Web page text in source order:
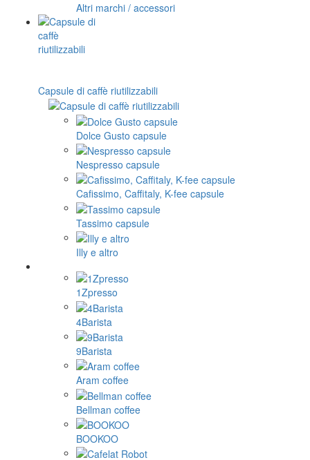
Altri marchi / accessori
Capsule di caffè riutilizzabili
Dolce Gusto capsule
Nespresso capsule
Cafissimo, Caffitaly, K-fee capsule
Tassimo capsule
Illy e altro
1Zpresso
4Barista
9Barista
Aram coffee
Bellman coffee
BOOKOO